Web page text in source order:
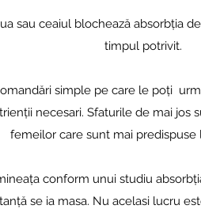
sau ceaiul blochează absorbția
timpul potrivit.
simple pe care le poți
necesari. Sfaturile de mai
femeilor care sunt mai predispuse
conform unui studiu
se ia masa. Nu acelasi lucru